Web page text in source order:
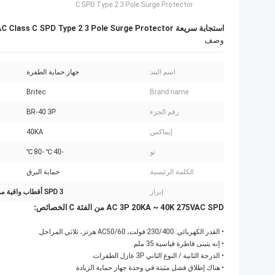
C SPD Type 2 3 Pole Surge Protector
استجابة سريعة 40KA 275VAC Class C SPD Type 2 3 Pole Surge Protector
وصف
اسم البند: جهاز حماية الطفرة
Brand name:
Britec
رقم الجزء: BR-40 3P
إيماكس: 40KA
تو: -40 ℃ -80 ℃
الكلمة الرئيسية: حماية البرق
إبراز: SPD 3 أقطاب واقية من التيار
AC 3P 20KA ~ 40K 275VAC SPD من الفئة C الخصائص:
• القدر الكهربائي: 230/400 فولت، AC50/60 هرتز، ثلاثي المراحل.
• إنه يتبنى قاطرة قياسية 35 ملم.
• الدرجة الثانية / النوع الثاني 3P عازل الطفرات.
• هناك إطلاق فشل مثبتة في وحدة جهاز حماية الزيادة